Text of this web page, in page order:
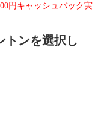
円キャッシュバック実
トンを選択し